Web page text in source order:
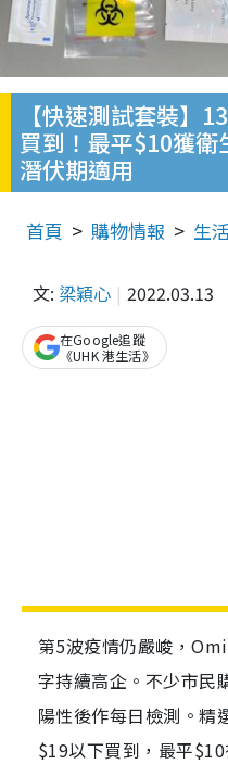
【快速測試套裝】
買到！最平$10獲
潛伏期適用
首頁 購物情報 生
文: 梁穎心 2022.03.13
在Google追蹤
《UHK 港生活》
第5波疫情仍嚴峻，
字持續高企。不少市民
陽性後作每日檢測。精
$19以下買到，最平